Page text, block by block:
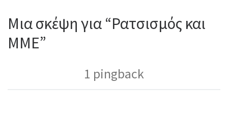
Μια σκέψη για “Ρατσισμός και
ΜΜΕ”
1 pingback